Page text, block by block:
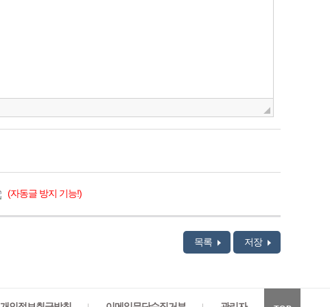
(자동글 방지 기능!)
목록 저장